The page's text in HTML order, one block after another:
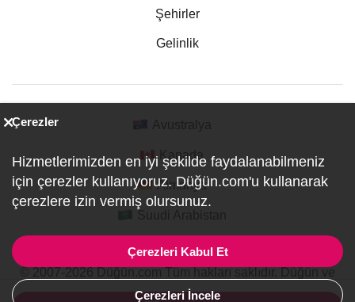
Şehirler
Gelinlik
Kanada
Almanya
Özel Etkinlik Online Planlama Sitesi.
Çerezler
Hizmetlerimizden en iyi şekilde faydalanabilmeniz
için çerezler kullanıyoruz. Düğün.com'u kullanarak
çerezlere izin vermiş olursunuz.
Çerezleri Kabul Et
Çerezleri İncele